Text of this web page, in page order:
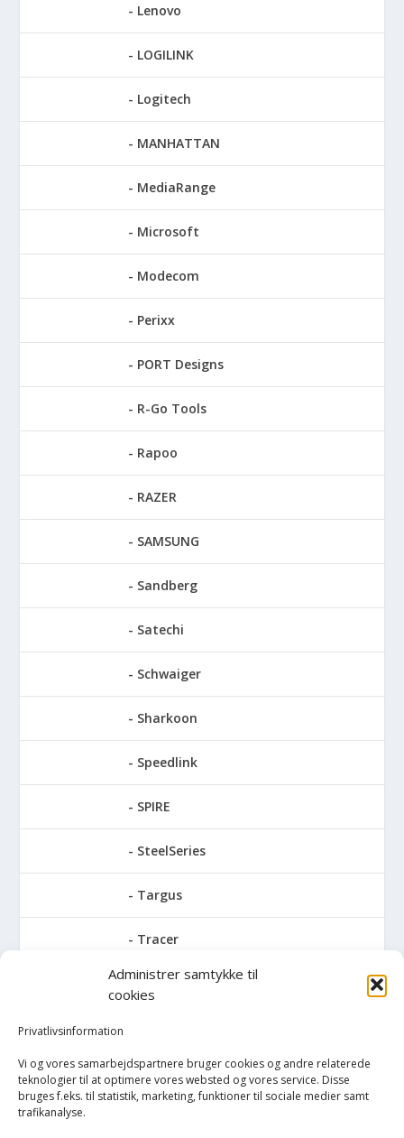
Administrer samtykke til
cookies
Privatlivsinformation
Vi og vores samarbejdspartnere bruger cookies og andre relaterede
teknologier til at optimere vores websted og vores service. Disse
bruges f.eks. til statistik, marketing, funktioner til sociale medier samt
trafikanalyse.
Lenovo
LOGILINK
Logitech
MANHATTAN
MediaRange
Microsoft
Modecom
Perixx
PORT Designs
R-Go Tools
Rapoo
RAZER
SAMSUNG
Sandberg
Satechi
Schwaiger
Sharkoon
Speedlink
SPIRE
SteelSeries
Targus
Tracer
Trust
V7